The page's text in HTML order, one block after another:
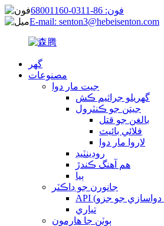
فون: 86-0311-68001160
E-mail: senton3@hebeisenton.com
گھر
مصنوعات
جيت مار دوا
گهريلو جراثيم ڪش
جيتن جو ڪنٽرول
بالغن جو قتل
فلائي بائيٽ
لاروا مار دوا
روڊينٽيڊ
هم آهنگ ڪندڙ
ٻيا
جانورن جو ڊاڪٽر
تياري
ٻوٽن جا هارمون